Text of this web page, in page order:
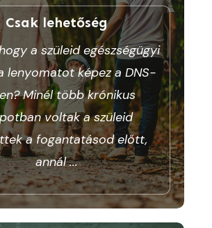
Csak lehetőség
a szüleid egészségügyi
lenyomatot képez a DNS-
Minél több krónikus
voltak a szüleid
a fogantatásod előtt,
annál...